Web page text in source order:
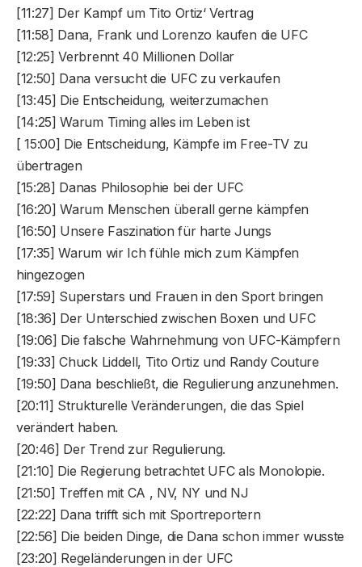
[11:27] Der Kampf um Tito Ortiz‘ Vertrag
[11:58] Dana, Frank und Lorenzo kaufen die UFC
[12:25] Verbrennt 40 Millionen Dollar
[12:50] Dana versucht die UFC zu verkaufen
[13:45] Die Entscheidung, weiterzumachen
[14:25] Warum Timing alles im Leben ist
[ 15:00] Die Entscheidung, Kämpfe im Free-TV zu
übertragen
[15:28] Danas Philosophie bei der UFC
[16:20] Warum Menschen überall gerne kämpfen
[16:50] Unsere Faszination für harte Jungs
[17:35] Warum wir Ich fühle mich zum Kämpfen
hingezogen
[17:59] Superstars und Frauen in den Sport bringen
[18:36] Der Unterschied zwischen Boxen und UFC
[19:06] Die falsche Wahrnehmung von UFC-Kämpfern
[19:33] Chuck Liddell, Tito Ortiz und Randy Couture
[19:50] Dana beschließt, die Regulierung anzunehmen.
[20:11] Strukturelle Veränderungen, die das Spiel
verändert haben.
[20:46] Der Trend zur Regulierung.
[21:10] Die Regierung betrachtet UFC als Monolopie.
[21:50] Treffen mit CA , NV, NY und NJ
[22:22] Dana trifft sich mit Sportreportern
[22:56] Die beiden Dinge, die Dana schon immer wusste
[23:20] Regeländerungen in der UFC